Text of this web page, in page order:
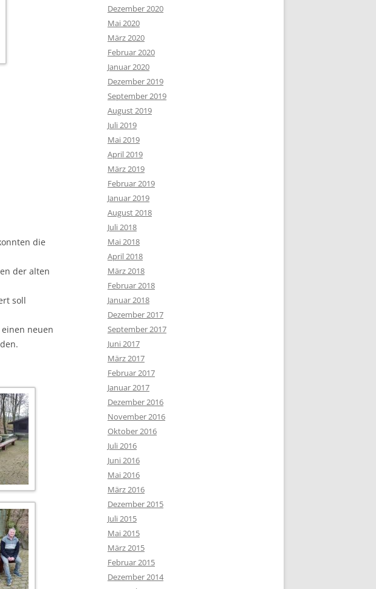
die
der alten
soll
neuen
Dezember 2020
Mai 2020
März 2020
Februar 2020
Januar 2020
Dezember 2019
September 2019
August 2019
Juli 2019
Mai 2019
April 2019
März 2019
Februar 2019
Januar 2019
August 2018
Juli 2018
Mai 2018
April 2018
März 2018
Februar 2018
Januar 2018
Dezember 2017
September 2017
Juni 2017
März 2017
Februar 2017
Januar 2017
Dezember 2016
November 2016
Oktober 2016
Juli 2016
Juni 2016
Mai 2016
März 2016
Dezember 2015
Juli 2015
Mai 2015
März 2015
Februar 2015
Dezember 2014